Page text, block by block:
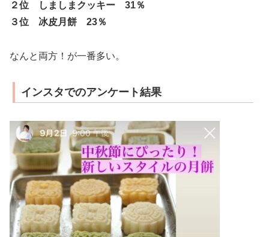
２位 しましまクッキー 31％
３位 冰皮月餅 23％
なんと両方！が一番多い。
インスタでのアンケート結果